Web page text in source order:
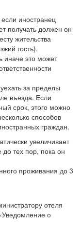
иностранец
получать должен он
жительства
гость).
иначе это может
за пределы
въезда. Если
срок, этого можно
способов
граждан.
увеличивает
тех пор, пока он
проживания до 3
отеля
о